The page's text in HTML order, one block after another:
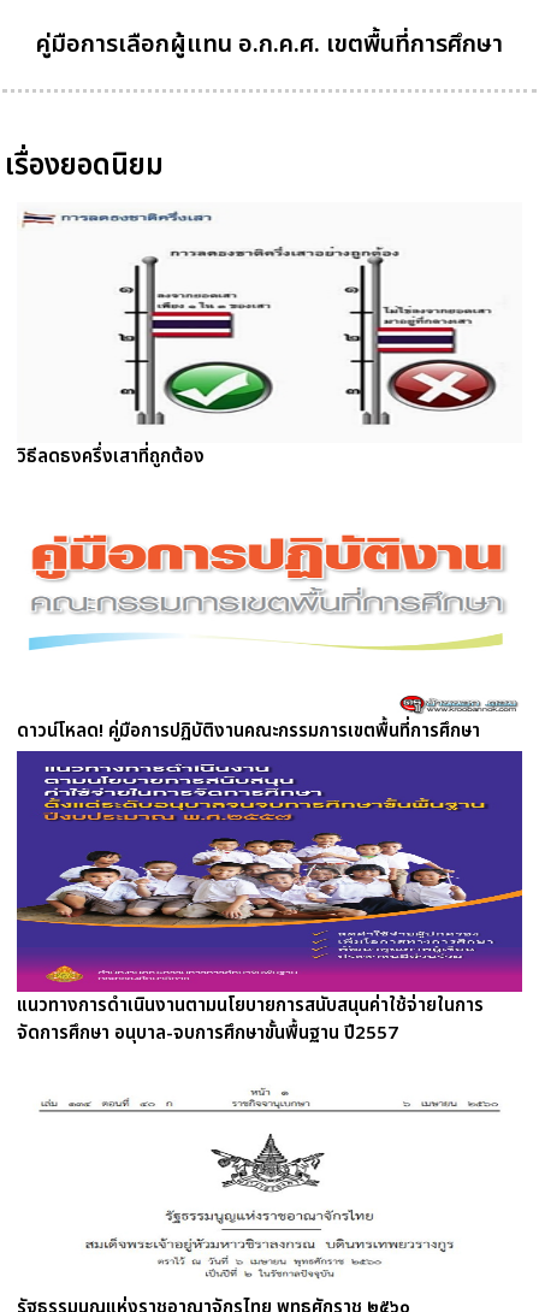
คู่มือการเลือกผู้แทน อ.ก.ค.ศ. เขตพื้นที่การศึกษา
เรื่องยอดนิยม
วิธีลดธงครึ่งเสาที่ถูกต้อง
ดาวน์โหลด! คู่มือการปฏิบัติงานคณะกรรมการเขตพื้นที่การศึกษา
แนวทางการดำเนินงานตามนโยบายการสนับสนุนค่าใช้จ่ายในการ
จัดการศึกษา อนุบาล-จบการศึกษาขั้นพื้นฐาน ปี2557